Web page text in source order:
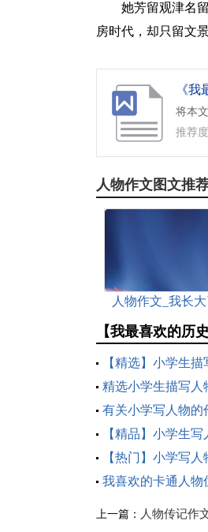
她芳留观津名
房时代，却只留文
《
将本
推荐度
人物作文图文推
人物作文_我长大
【我最喜欢的历
【精选】小学生
精选小学生描写人
有关小学写人物的
【精品】小学生
【热门】小学写
我喜欢的卡通人物
上一篇： 人物传记作